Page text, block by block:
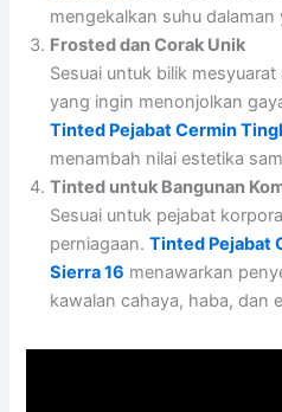
mengekalkan suhu dalaman
Frosted dan Corak Unik
Sesuai untuk bilik
yang ingin menonjolkan
Tinted Pejabat Cermin
menambah nilai estetika
Tinted untuk Bangunan
Sesuai untuk pejabat
perniagaan.Tinted Pejabat
Sierra 16 menawarkan
kawalan cahaya, haba, dan